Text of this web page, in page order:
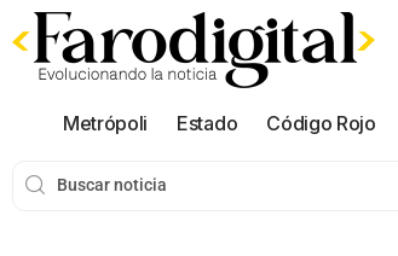
Metrópoli Estado Código Rojo